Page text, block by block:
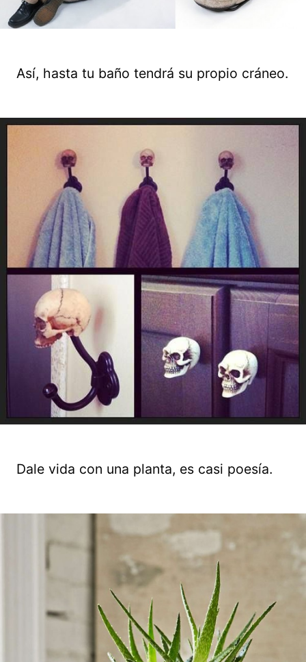
Así, hasta tu baño tendrá su propio cráneo.
Dale vida con una planta, es casi poesía.